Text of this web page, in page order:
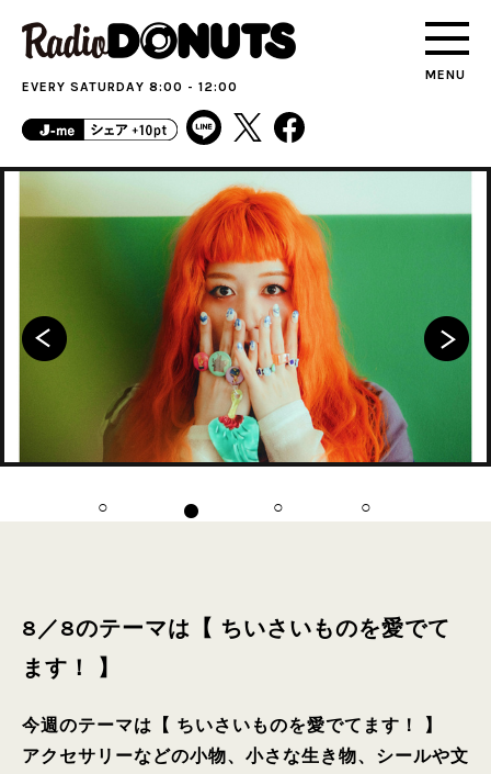
MENU
EVERY SATURDAY 8:00 - 12:00
8／8のテーマは【 ちいさいものを愛でて
ます！ 】
今週のテーマは【 ちいさいものを愛でてます！ 】
アクセサリーなどの小物、小さな生き物、シールや文